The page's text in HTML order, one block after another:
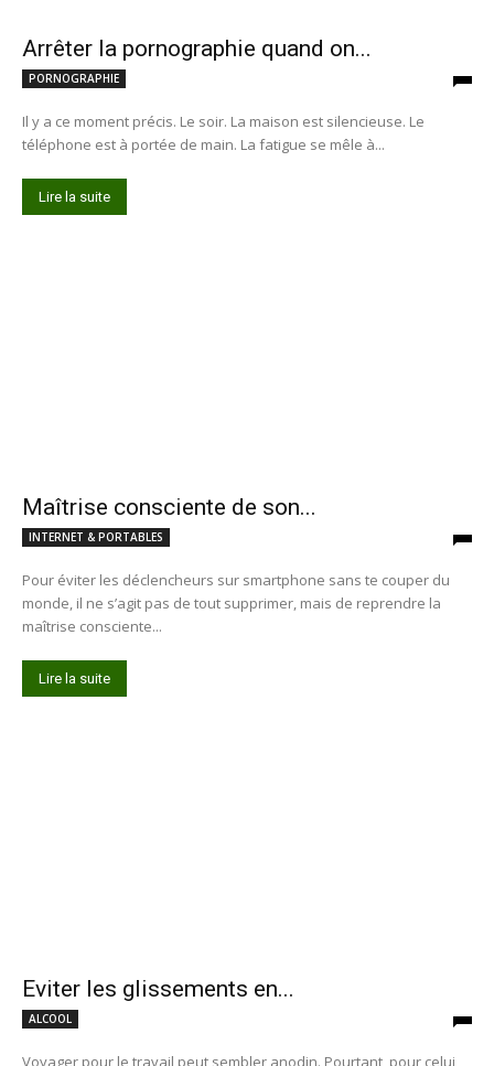
Arrêter la pornographie quand on...
PORNOGRAPHIE
Il y a ce moment précis. Le soir. La maison est silencieuse. Le
téléphone est à portée de main. La fatigue se mêle à...
Lire la suite
Maîtrise consciente de son...
INTERNET & PORTABLES
Pour éviter les déclencheurs sur smartphone sans te couper du
monde, il ne s’agit pas de tout supprimer, mais de reprendre la
maîtrise consciente...
Lire la suite
Eviter les glissements en...
ALCOOL
Voyager pour le travail peut sembler anodin. Pourtant, pour celui